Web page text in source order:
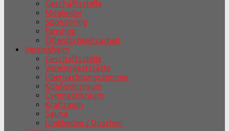
Geschäftsstelle
Mitglieder
Sponsoring
Fanshop
Öffentlichkeitsarbeit
Vereinsheim
Geschäftsstelle
Vereinsgaststätte
Übernachtungszimmer
Konferenzraum
Gymnastikraum
Kraftraum
Sauna
Umkleiden / Duschen